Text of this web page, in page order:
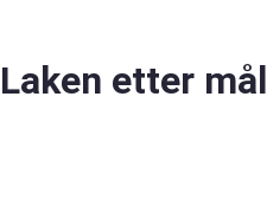
Laken etter mål